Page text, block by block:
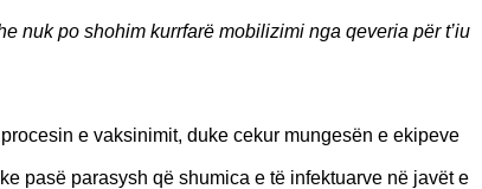
nuk po shohim kurrfarë mobilizimi nga qeveria për t’iu
e vaksinimit, duke cekur mungesën e ekipeve
pasë parasysh që shumica e të infektuarve në javët e